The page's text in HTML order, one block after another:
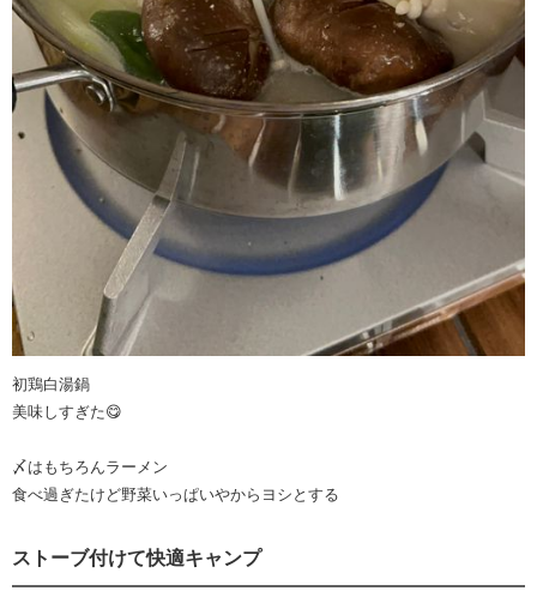
初鶏白湯鍋
美味しすぎた😋
〆はもちろんラーメン
食べ過ぎたけど野菜いっぱいやからヨシとする
ストーブ付けて快適キャンプ